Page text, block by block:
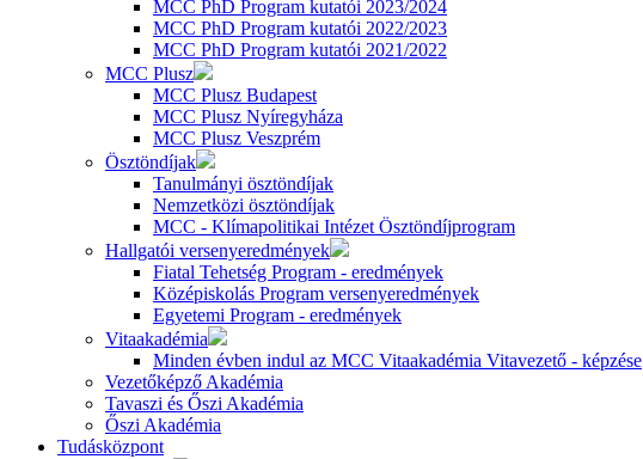
MCC PhD Program kutatói 2023/2024
MCC PhD Program kutatói 2022/2023
MCC PhD Program kutatói 2021/2022
MCC Plusz
MCC Plusz Budapest
MCC Plusz Nyíregyháza
MCC Plusz Veszprém
Ösztöndíjak
Tanulmányi ösztöndíjak
Nemzetközi ösztöndíjak
MCC - Klímapolitikai Intézet Ösztöndíjprogram
Hallgatói versenyeredmények
Fiatal Tehetség Program - eredmények
Középiskolás Program versenyeredmények
Egyetemi Program - eredmények
Vitaakadémia
Minden évben indul az MCC Vitaakadémia Vitavezető - képzése
Vezetőképző Akadémia
Tavaszi és Őszi Akadémia
Őszi Akadémia
Tudásközpont